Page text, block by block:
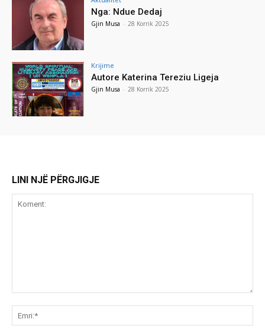
Nga: Ndue Dedaj
Gjin Musa - 28 Korrik 2025
Krijime
Autore Katerina Tereziu Ligeja
Gjin Musa - 28 Korrik 2025
LINI NJË PËRGJIGJE